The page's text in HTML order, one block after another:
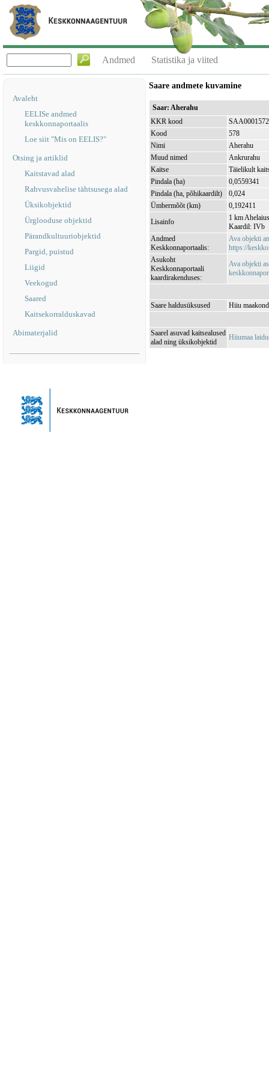
Andmed Statistika ja viited
Avaleht
EELISe andmed
keskkonnaportaalis
Loe siit "Mis on EELIS?"
Otsing ja artiklid
Kaitstavad alad
Rahvusvahelise tähtsusega alad
Üksikobjektid
Ürglooduse objektid
Pärandkultuuriobjektid
Pargid, puistud
Liigid
Veekogud
Saared
Kaitsekorralduskavad
Abimaterjalid
Saare andmete kuvamine
Saar: Aherahu
KKR kood
SAA0001572
Kood
578
Nimi
Aherahu
Muud nimed
Ankrurahu
Kaitse
Täielikult
Pindala (ha)
0,0559341
Pindala (ha, põhikaardilt)
0,024
Ümbermõõt (km)
0,192411
Lisainfo
1 km
Kaardil: IVb
Andmed
Keskkonnaportaalis:
Ava objekti
https://
Asukoht
Keskkonnaportaali
kaardirakenduses:
Ava objekti
Saare haldusüksused Hiiu
Saarel asuvad kaitsealused
alad ning üksikobjektid
Hiiumaa